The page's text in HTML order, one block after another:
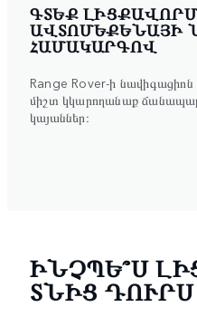
ԳՏԵՔ
ԱՎՏՈՄԵՔԵՆԱՅԻ
ՀԱՄԱԿԱՐԳՈՎ
Range Rover-ի
միշտ կկարողանաք
կայաններ։
ԻՆՉՊԵ՞Ս
ՏՆԻՑ ԴՈՒՐՍ